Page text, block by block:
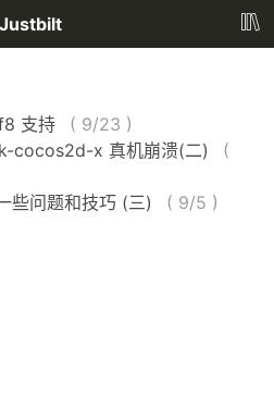
Justbilt
支持 ( 9/23 )
cocos2d-x 真机崩溃(二)
(
些问题和技巧 (三)
( 9/5 )